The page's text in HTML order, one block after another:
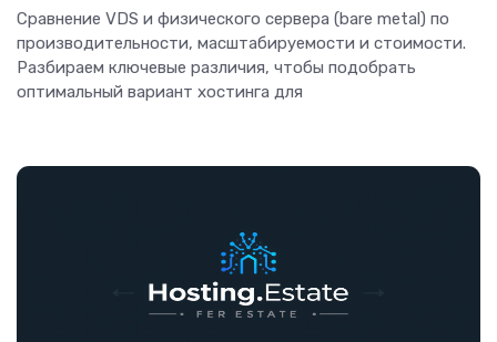
Сравнение VDS и физического сервера (bare metal) по
производительности, масштабируемости и стоимости.
Разбираем ключевые различия, чтобы подобрать
оптимальный вариант хостинга для